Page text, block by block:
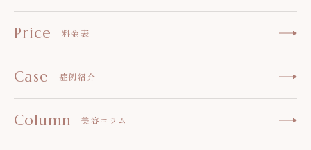
Price 料金表
Case 症例紹介
Column 美容コラム